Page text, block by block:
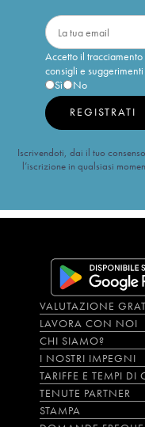
Accetto il
consigli e
Sì
No
REGISTRATI
Iscrivendoti, dai il tuo
l’iscrizione in qualsiasi
VALUTAZIONE
LAVORA CON NOI
CHI SIAMO?
I NOSTRI IMPEGNI
TARIFFE E TEMPI
TENUTE PARTNER
STAMPA